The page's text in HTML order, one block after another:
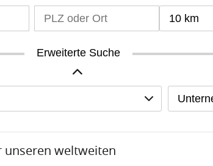
10 km
Erweiterte Suche
unseren weltweiten